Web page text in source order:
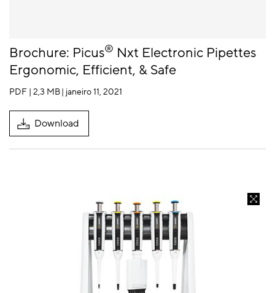
Brochure: Picus® Nxt Electronic Pipettes
Ergonomic, Efficient, & Safe
PDF | 2,3 MB| janeiro 11, 2021
Download